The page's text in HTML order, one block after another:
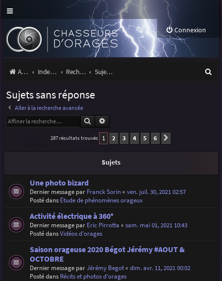
Connexion
Accueil Index du forum Rechercher Sujets sans réponse
h
Sujets sans réponse
Aller à la recherche avancée
Rechercher
287 résultats trouvés 1 2 3 4 5 6
Sujets
Une photo bizard
Dernier message par Franck Sorin« ven. juil. 30, 2021 02:57
Posté dans Étude de phénomènes orageux
Activité électrique à 360°
Dernier message par Eric Pirrotta « sam. mai 01, 2021 10:43
Posté dansVidéos d'orages
Saison orageuse 2020 Bégot Jérémy #AOUT &
OCTOBRE
Dernier message parJérémy Begot« dim. avr. 11, 2021 00:02
Posté dans Récits et photos d'orages